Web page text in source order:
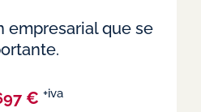
empresarial que se
€ +iva